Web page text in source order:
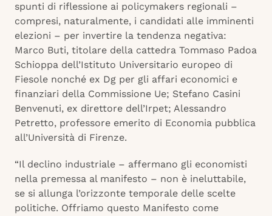
spunti di riflessione ai policymakers regionali –
compresi, naturalmente, i candidati alle imminenti
elezioni – per invertire la tendenza negativa:
Marco Buti, titolare della cattedra Tommaso Padoa
Schioppa dell’Istituto Universitario europeo di
Fiesole nonché ex Dg per gli affari economici e
finanziari della Commissione Ue; Stefano Casini
Benvenuti, ex direttore dell’Irpet; Alessandro
Petretto, professore emerito di Economia pubblica
all’Università di Firenze.
“Il declino industriale – affermano gli economisti
nella premessa al manifesto – non è ineluttabile,
se si allunga l’orizzonte temporale delle scelte
politiche. Offriamo questo Manifesto come